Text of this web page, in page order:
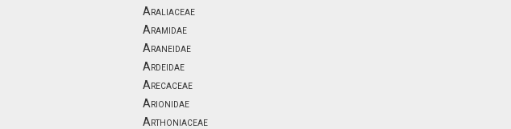
Araliaceae
Aramidae
Araneidae
Ardeidae
Arecaceae
Arionidae
Arthoniaceae